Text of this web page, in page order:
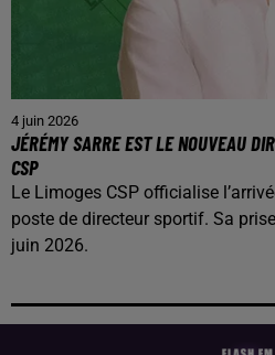
4 juin 2026
JÉRÉMY SARRE EST LE NOUVEAU
CSP
Le Limoges CSP officialise
poste de directeur sportif. Sa
juin 2026.